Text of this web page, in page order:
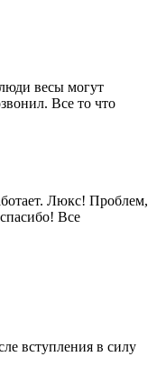
весы могут
Все то что
Люкс! Проблем,
Все
вступления в силу